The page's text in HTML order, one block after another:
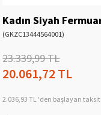
Kadın Siyah
(GKZC13444564001)
23.339,99 TL
20.061,72 TL
2.036,93 TL 'den başlayan